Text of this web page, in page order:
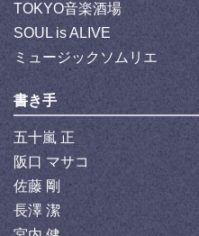
TOKYO音楽酒場
SOUL is ALIVE
ミュージックソムリエ
書き手
五十嵐 正
阪口 マサコ
佐藤 剛
長澤 潔